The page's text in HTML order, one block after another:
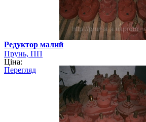
Редуктор малий
Прунь, ПП
Ціна:
Перегляд